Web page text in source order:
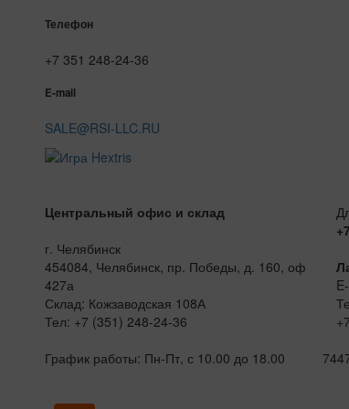
Телефон
+7 351 248-24-36
E-mail
SALE@RSI-LLC.RU
Центральный офис и склад
г. Челябинск
454084, Челябинск, пр. Победы, д. 160, оф
427а
Склад: Кожзаводская 108А
Тел: +7 (351) 248-24-36
График работы: Пн-Пт, с 10.00 до 18.00